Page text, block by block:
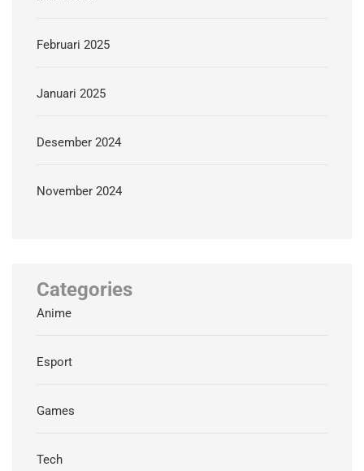
Februari 2025
Januari 2025
Desember 2024
November 2024
Categories
Anime
Esport
Games
Tech